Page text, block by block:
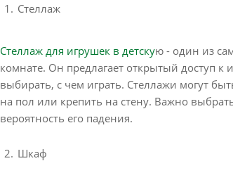
Стеллаж
Стеллаж для игрушек в детскую - один из
комнате. Он предлагает открытый доступ к
выбирать, с чем играть. Стеллажи могут
на пол или крепить на стену. Важно
вероятность его падения.
Шкаф